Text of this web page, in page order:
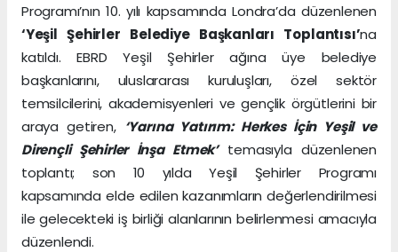
Programı’nın 10. yılı kapsamında Londra’da düzenlenen
‘Yeşil Şehirler Belediye Başkanları Toplantısı’na
katıldı. EBRD Yeşil Şehirler ağına üye belediye
başkanlarını, uluslararası kuruluşları, özel sektör
temsilcilerini, akademisyenleri ve gençlik örgütlerini bir
araya getiren, ‘Yarına Yatırım: Herkes İçin Yeşil ve
Dirençli Şehirler İnşa Etmek’temasıyla düzenlenen
toplantı; son 10 yılda Yeşil Şehirler Programı
kapsamında elde edilen kazanımların değerlendirilmesi
ile gelecekteki iş birliği alanlarının belirlenmesi amacıyla
düzenlendi.